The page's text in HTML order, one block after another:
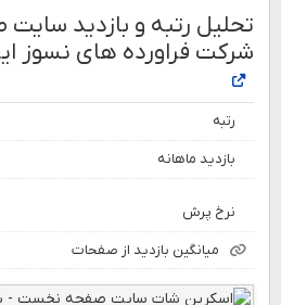
تحلیل رتبه و بازدید
شرکت فراورده های نسوز
رتبه
بازدید ماهانه
نرخ پرش
میانگین بازدید از صفحات